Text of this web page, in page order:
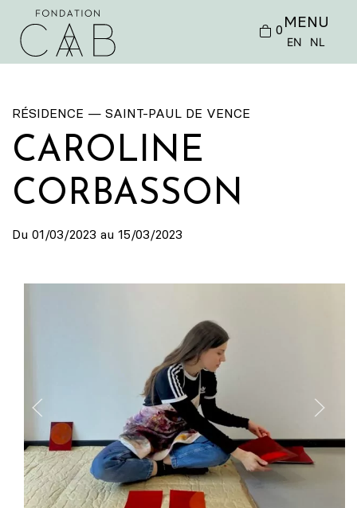
0 MENU
EN NL
RÉSIDENCE — SAINT-PAUL DE VENCE
CAROLINE
CORBASSON
Du 01/03/2023 au 15/03/2023